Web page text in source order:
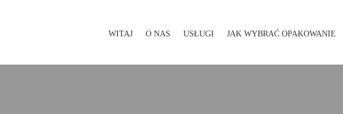
WITAJ O NAS USŁUGI JAK WYBRAĆ OPAKOWANIE
WITAJ O NAS USŁUGI JAK WYBRAĆ OPAKOWANIE